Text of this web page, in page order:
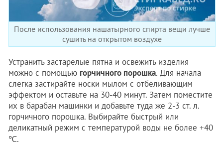
После использования нашатырного спирта вещи лучше
сушить на открытом воздухе
Устранить застарелые пятна и освежить изделия
можно с помощью горчичного порошка. Для начала
слегка застирайте носки мылом с отбеливающим
эффектом и оставьте на 30-40 минут. Затем поместите
их в барабан машинки и добавьте туда же 2-3 ст. л.
горчичного порошка. Выбирайте быстрый или
деликатный режим с температурой воды не более +40
℃.